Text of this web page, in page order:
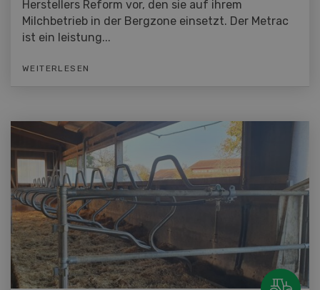
Herstellers Reform vor, den sie auf ihrem
Milchbetrieb in der Bergzone einsetzt. Der Metrac
ist ein leistung...
WEITERLESEN